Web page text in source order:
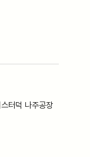
터덕 나주공장